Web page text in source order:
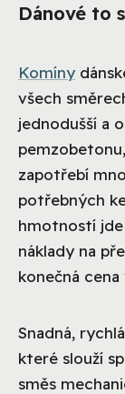
Dánové to
Komíny
všech
jednodušší a
zapotřebí
potřebných
hmotností jde
náklady na
konečná
Snadná,
které slouží
směs